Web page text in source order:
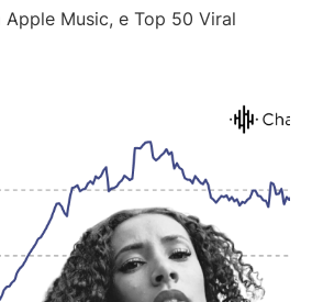
Music, e Top 50 Viral